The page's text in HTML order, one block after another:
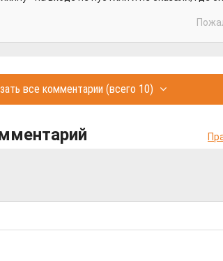
все комментарии(всего 10)